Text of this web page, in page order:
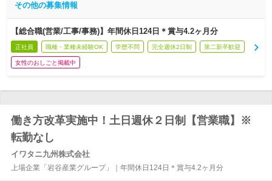
その他の募集情報
【総合職(営業/工事/事務)】年間休日124日＊賞与4.2ヶ月分
正社員 職種・業種未経験OK 学歴不問 完全週休2日制 第二新卒歓迎
女性のおしごと掲載中
働き方改革実施中！土日週休２日制【営業職】※
転勤なし
イワタニ九州株式会社
上場企業「岩谷産業グループ」｜年間休日124日＊賞与4.2ヶ月分